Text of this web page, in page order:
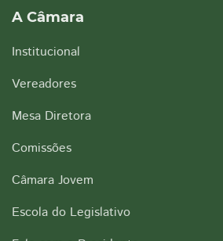
A Câmara
Institucional
Vereadores
Mesa Diretora
Comissões
Câmara Jovem
Escola do Legislativo